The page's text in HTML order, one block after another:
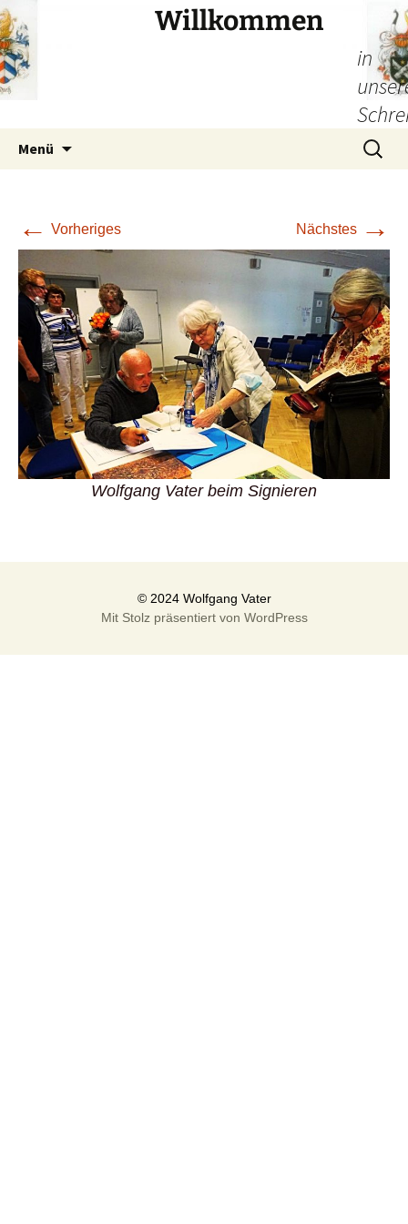
Willkommen
in
Menü
Suchen
nach:
← Vorheriges Nächstes →
Wolfgang Vater beim Signieren
Mit Stolz präsentiert von WordPress